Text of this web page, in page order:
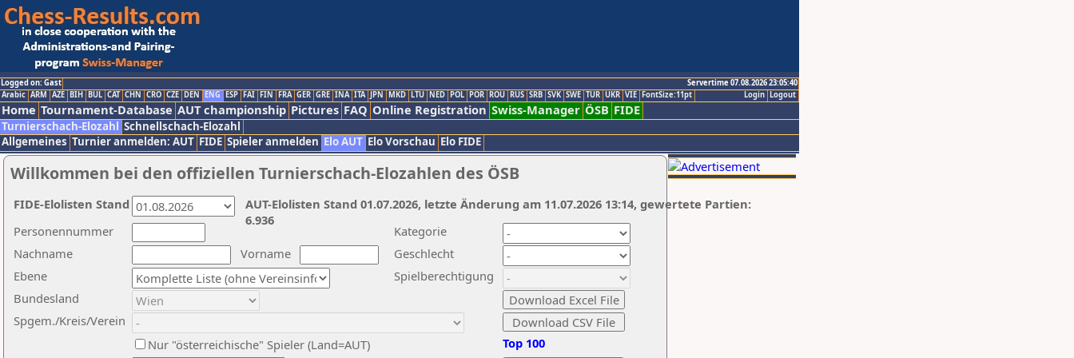
Logged on: Gast
Servertime 07.08.2026 23:05:40
Logout
Login
Arabic ARM AZE BIH BUL CAT CHN CRO CZE DEN ENG ESP FAI FIN FRA GER GRE INA ITA JPN MKD LTU NED POL POR ROU RUS SRB SVK SWE TUR UKR VIE FontSize:11pt
Home Tournament-Database AUT championship Pictures FAQ Online Registration Swiss-Manager ÖSB FIDE
Turnierschach-Elozahl Schnellschach-Elozahl
Allgemeines Turnier anmelden: AUT FIDE Spieler anmelden Elo AUT Elo Vorschau Elo FIDE
Willkommen bei den offiziellen Turnierschach-Elozahlen des ÖSB
Nachname
Vorname
Ebene
Kategorie
Personennummer
Bundesland
Spgem./Kreis/Verein
Geschlecht
Nur "österreichische" Spieler (Land=AUT)
Spielberechtigung
Top 100
AUT-Elolisten Stand 01.07.2026, letzte Änderung am 11.07.2026 13:14, gewertete Partien:
6.936
FIDE-Elolisten Stand